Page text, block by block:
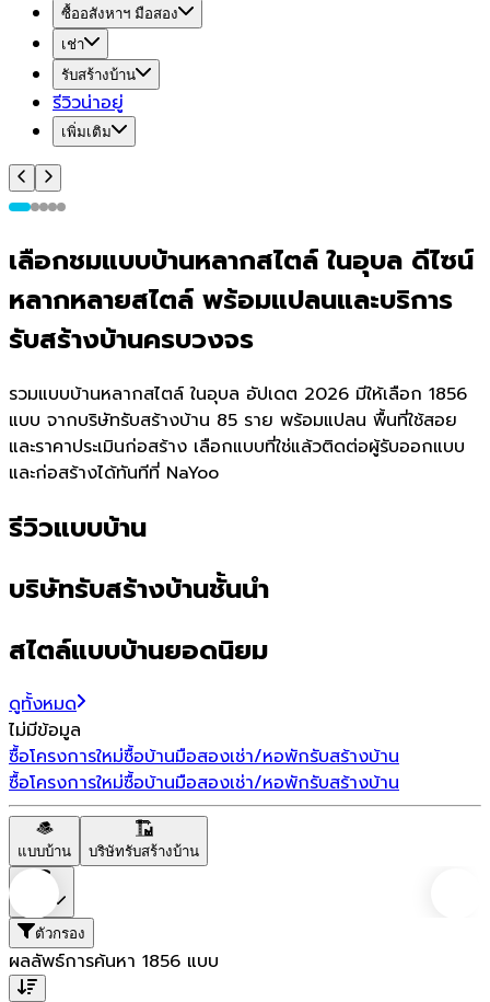
ซื้ออสังหาฯ มือสอง
เช่า
รับสร้างบ้าน
รีวิวน่าอยู่
เพิ่มเติม
เลือกชมแบบบ้านหลากสไตล์ ในอุบล ดีไซน์
หลากหลายสไตล์ พร้อมแปลนและบริการ
รับสร้างบ้านครบวงจร
รวมแบบบ้านหลากสไตล์ ในอุบล อัปเดต 2026 มีให้เลือก 1856
แบบ จากบริษัทรับสร้างบ้าน 85 ราย พร้อมแปลน พื้นที่ใช้สอย
และราคาประเมินก่อสร้าง เลือกแบบที่ใช่แล้วติดต่อผู้รับออกแบบ
และก่อสร้างได้ทันทีที่ NaYoo
รีวิวแบบบ้าน
บริษัทรับสร้างบ้านชั้นนำ
สไตล์แบบบ้านยอดนิยม
ดูทั้งหมด
ไม่มีข้อมูล
ซื้อโครงการใหม่ซื้อบ้านมือสองเช่า/หอพักรับสร้างบ้าน
ซื้อโครงการใหม่ซื้อบ้านมือสองเช่า/หอพักรับสร้างบ้าน
แบบบ้าน บริษัทรับสร้างบ้าน
ตัวกรอง
ผลลัพธ์การค้นหา 1856 แบบ